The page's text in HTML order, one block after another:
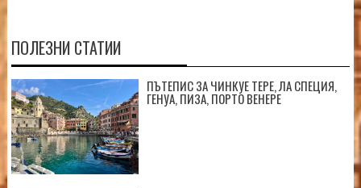
ПОЛЕЗНИ СТАТИИ
ПЪТЕПИС ЗА ЧИНКУЕ ТЕРЕ, ЛА СПЕЦИЯ,
ГЕНУА, ПИЗА, ПОРТО ВЕНЕРЕ